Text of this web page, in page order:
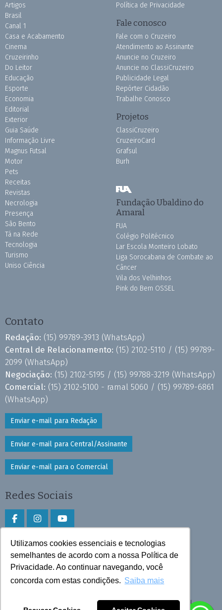
Utilizamos cookies essenciais e tecnologias
semelhantes de acordo com a nossa Política de
Privacidade. Ao continuar navegando, você
concorda com estas condições. Saiba mais
Artigos
Brasil
Canal 1
Casa e Acabamento
Cinema
Cruzeirinho
Do Leitor
Educação
Esporte
Economia
Editorial
Exterior
Guia Saúde
Informação Livre
Magnus Futsal
Motor
Pets
Receitas
Revistas
Necrologia
Presença
São Bento
Tá na Rede
Tecnologia
Turismo
Uniso Ciência
Política de Privacidade
Fale conosco
Fale com o Cruzeiro
Atendimento ao Assinante
Anuncie no Cruzeiro
Anuncie no ClassiCruzeiro
Publicidade Legal
Repórter Cidadão
Trabalhe Conosco
Projetos
ClassiCruzeiro
CruzeiroCard
Grafsul
Burh
Fundação Ubaldino do
Amaral
FUA
Colégio Politécnico
Lar Escola Monteiro Lobato
Liga Sorocabana de Combate ao
Câncer
Vila dos Velhinhos
Pink do Bem OSSEL
Contato
Redação: (15) 99789-3913 (WhatsApp)
Central de Relacionamento: (15) 2102-5110 / (15) 99789-
2099 (WhatsApp)
Negociação: (15) 2102-5195 / (15) 99788-3219 (WhatsApp)
Comercial: (15) 2102-5100 - ramal 5060 / (15) 99789-6861
(WhatsApp)
Enviar e-mail para Redação
Enviar e-mail para Central/Assinante
Enviar e-mail para o Comercial
Redes Sociais
Faça download do aplicativo
Play Store e App Store
Todos os direitos reservados © 2026 Cruzeiro do Sul